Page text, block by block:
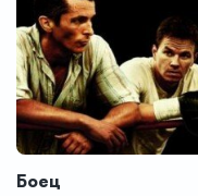
Боец